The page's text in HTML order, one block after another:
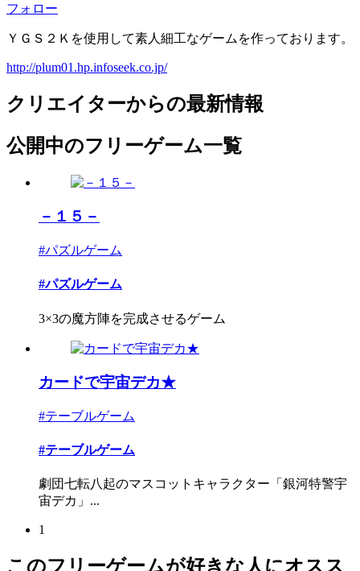
フォロー
ＹＧＳ２Ｋを使用して素人細工なゲームを作っております。
http://plum01.hp.infoseek.co.jp/
クリエイターからの最新情報
公開中のフリーゲーム一覧
－１５－
#パズルゲーム
#パズルゲーム
3×3の魔方陣を完成させるゲーム
カードで宇宙デカ★
#テーブルゲーム
#テーブルゲーム
劇団七転八起のマスコットキャラクター「銀河特警宇
宙デカ」...
1
このフリーゲームが好きな人にオスス